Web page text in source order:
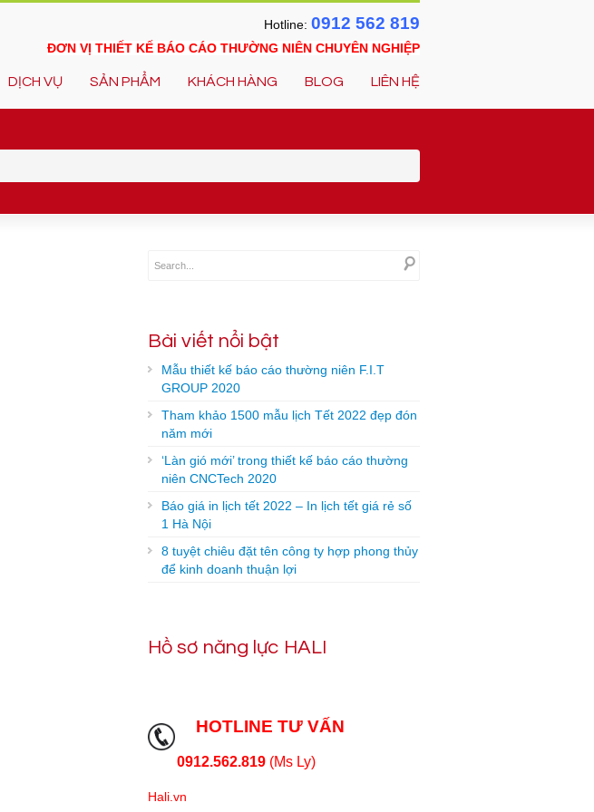
Hotline: 0912 562 819
ĐƠN VỊ THIẾT KẾ BÁO CÁO THƯỜNG NIÊN CHUYÊN NGHIỆP
DỊCH VỤ SẢN PHẨM KHÁCH HÀNG BLOG LIÊN HỆ
Bài viết nổi bật
Mẫu thiết kế báo cáo thường niên F.I.T
GROUP 2020
Tham khảo 1500 mẫu lịch Tết 2022 đẹp đón
năm mới
‘Làn gió mới’ trong thiết kế báo cáo thường
niên CNCTech 2020
Báo giá in lịch tết 2022 – In lịch tết giá rẻ số
1 Hà Nội
8 tuyệt chiêu đặt tên công ty hợp phong thủy
để kinh doanh thuận lợi
Hồ sơ năng lực HALI
HOTLINE TƯ VẤN
0912.562.819 (Ms Ly)
Hali.vn